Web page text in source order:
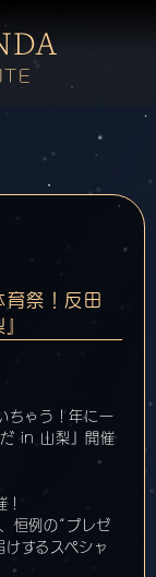
育祭！反田
ゃう！年に一
だ in 山梨』開催
恒例の“プレゼ
するスペシャ